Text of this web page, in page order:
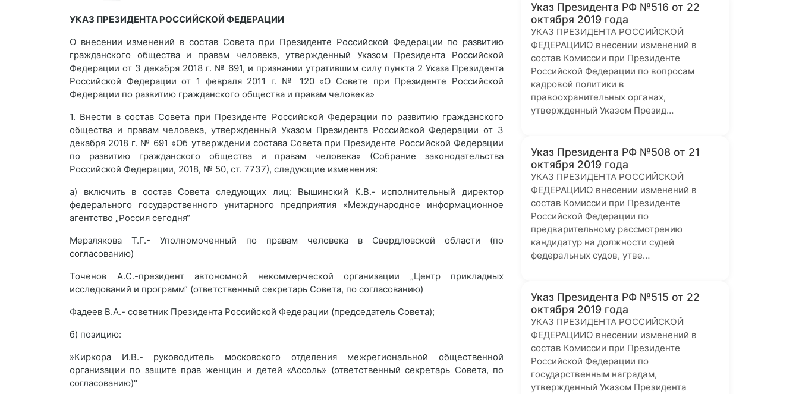
УКАЗ ПРЕЗИДЕНТА РОССИЙСКОЙ ФЕДЕРАЦИИ
О внесении изменений в состав Совета при Президенте Российской Федерации по развитию
гражданского общества и правам человека, утвержденный Указом Президента Российской
Федерации от 3 декабря 2018 г. № 691, и признании утратившим силу пункта 2 Указа Президента
Российской Федерации от 1 февраля 2011 г. № 120 «О Совете при Президенте Российской
Федерации по развитию гражданского общества и правам человека»
1. Внести в состав Совета при Президенте Российской Федерации по развитию гражданского
общества и правам человека, утвержденный Указом Президента Российской Федерации от 3
декабря 2018 г. № 691 «Об утверждении состава Совета при Президенте Российской Федерации
по развитию гражданского общества и правам человека» (Собрание законодательства
Российской Федерации, 2018, № 50, ст. 7737), следующие изменения:
а) включить в состав Совета следующих лиц: Вышинский К.В.- исполнительный директор
федерального государственного унитарного предприятия «Международное информационное
агентство „Россия сегодня“
Мерзлякова Т.Г.- Уполномоченный по правам человека в Свердловской области (по
согласованию)
Точенов А.С.-президент автономной некоммерческой организации „Центр прикладных
исследований и программ“ (ответственный секретарь Совета, по согласованию)
Фадеев В.А.- советник Президента Российской Федерации (председатель Совета);
б) позицию:
»Киркора И.В.- руководитель московского отделения межрегиональной общественной
организации по защите прав женщин и детей «Ассоль» (ответственный секретарь Совета, по
согласованию)"
Указ Президента РФ №516 от 22
октября 2019 года
УКАЗ ПРЕЗИДЕНТА РОССИЙСКОЙ
ФЕДЕРАЦИИО внесении изменений в
состав Комиссии при Президенте
Российской Федерации по вопросам
кадровой политики в
правоохранительных органах,
утвержденный Указом Презид…
Указ Президента РФ №508 от 21
октября 2019 года
УКАЗ ПРЕЗИДЕНТА РОССИЙСКОЙ
ФЕДЕРАЦИИО внесении изменений в
состав Комиссии при Президенте
Российской Федерации по
предварительному рассмотрению
кандидатур на должности судей
федеральных судов, утве…
Указ Президента РФ №515 от 22
октября 2019 года
УКАЗ ПРЕЗИДЕНТА РОССИЙСКОЙ
ФЕДЕРАЦИИО внесении изменений в
состав Комиссии при Президенте
Российской Федерации по
государственным наградам,
утвержденный Указом Президента